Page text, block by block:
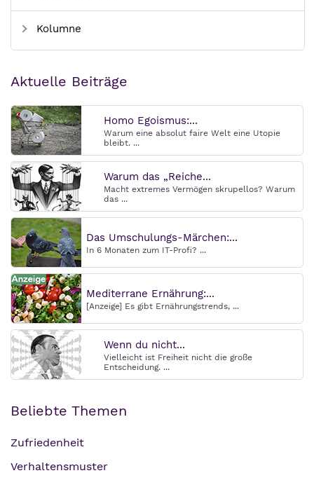
Kolumne
Aktuelle Beiträge
Homo Egoismus:...
Warum eine absolut faire Welt eine Utopie
bleibt. ...
Warum das „Reiche...
Macht extremes Vermögen skrupellos? Warum
das ...
Das Umschulungs-Märchen:...
In 6 Monaten zum IT-Profi? ...
Mediterrane Ernährung:...
[Anzeige] Es gibt Ernährungstrends, ...
Wenn du nicht...
Vielleicht ist Freiheit nicht die große
Entscheidung. ...
Beliebte Themen
Zufriedenheit
Verhaltensmuster